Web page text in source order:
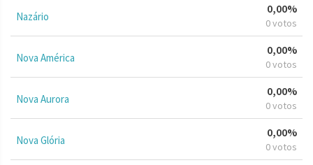
Nazário
0,00%
0 votos
Nova América
0,00%
0 votos
Nova Aurora
0,00%
0 votos
Nova Glória
0,00%
0 votos